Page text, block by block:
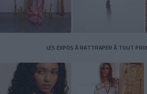
LES EXPOS À RATTRAPER À TOUT